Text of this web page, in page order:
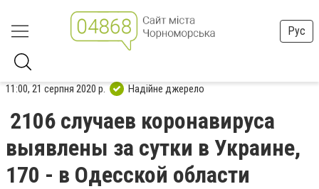
Рус
11:00, 21 серпня 2020 р. Надійне джерело
2106 случаев коронавируса
выявлены за сутки в Украине,
170 - в Одесской области